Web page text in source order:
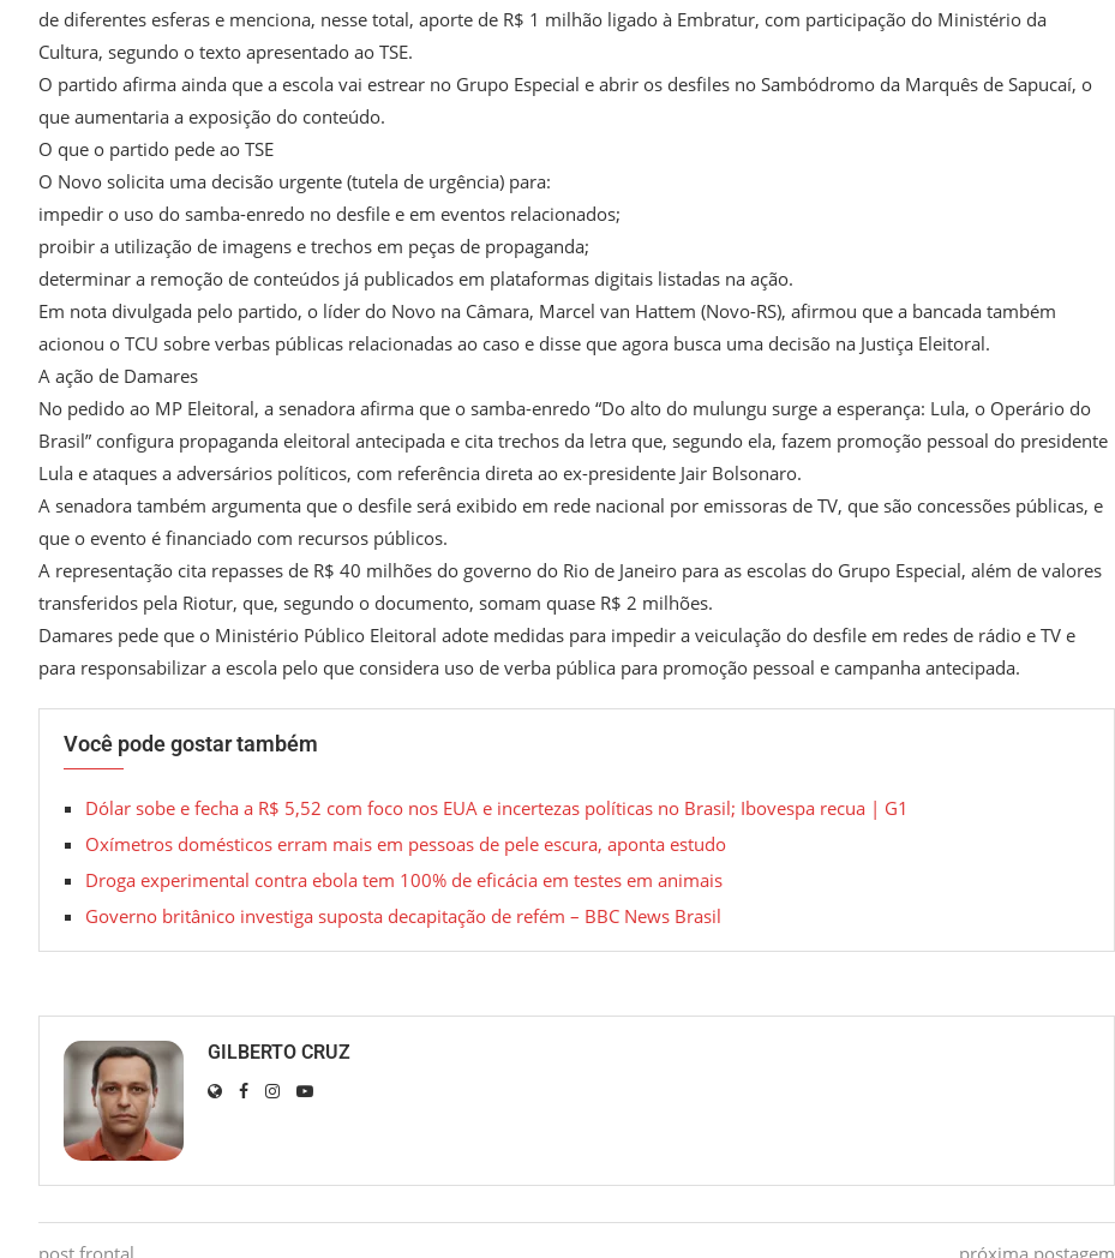
de diferentes esferas e menciona, nesse total, aporte de R$ 1 milhão ligado à Embratur, com participação do Ministério da
Cultura, segundo o texto apresentado ao TSE.
O partido afirma ainda que a escola vai estrear no Grupo Especial e abrir os desfiles no Sambódromo da Marquês de Sapucaí, o
que aumentaria a exposição do conteúdo.
O que o partido pede ao TSE
O Novo solicita uma decisão urgente (tutela de urgência) para:
impedir o uso do samba-enredo no desfile e em eventos relacionados;
proibir a utilização de imagens e trechos em peças de propaganda;
determinar a remoção de conteúdos já publicados em plataformas digitais listadas na ação.
Em nota divulgada pelo partido, o líder do Novo na Câmara, Marcel van Hattem (Novo-RS), afirmou que a bancada também
acionou o TCU sobre verbas públicas relacionadas ao caso e disse que agora busca uma decisão na Justiça Eleitoral.
A ação de Damares
No pedido ao MP Eleitoral, a senadora afirma que o samba-enredo “Do alto do mulungu surge a esperança: Lula, o Operário do
Brasil” configura propaganda eleitoral antecipada e cita trechos da letra que, segundo ela, fazem promoção pessoal do presidente
Lula e ataques a adversários políticos, com referência direta ao ex-presidente Jair Bolsonaro.
A senadora também argumenta que o desfile será exibido em rede nacional por emissoras de TV, que são concessões públicas, e
que o evento é financiado com recursos públicos.
A representação cita repasses de R$ 40 milhões do governo do Rio de Janeiro para as escolas do Grupo Especial, além de valores
transferidos pela Riotur, que, segundo o documento, somam quase R$ 2 milhões.
Damares pede que o Ministério Público Eleitoral adote medidas para impedir a veiculação do desfile em redes de rádio e TV e
para responsabilizar a escola pelo que considera uso de verba pública para promoção pessoal e campanha antecipada.
Você pode gostar também
Dólar sobe e fecha a R$ 5,52 com foco nos EUA e incertezas políticas no Brasil; Ibovespa recua | G1
Oxímetros domésticos erram mais em pessoas de pele escura, aponta estudo
Droga experimental contra ebola tem 100% de eficácia em testes em animais
Governo britânico investiga suposta decapitação de refém – BBC News Brasil
GILBERTO CRUZ
post frontal próxima postagem